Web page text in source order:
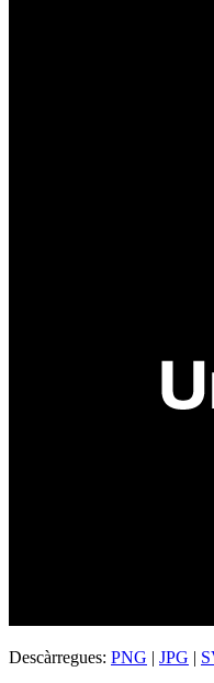
Descàrregues: PNG | JPG |